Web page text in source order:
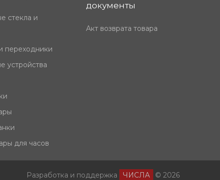
стекла и
переходники
устройства
для часов
документы
Акт возврата товара
Разработка и поддержка ЧИСЛА © 2026